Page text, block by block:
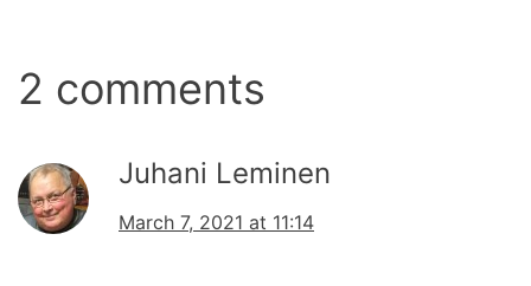
2 comments
Juhani Leminen
March 7, 2021 at 11:14